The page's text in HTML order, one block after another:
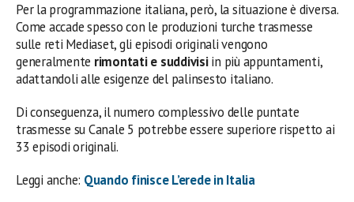
Per la programmazione italiana, però, la situazione è diversa.
Come accade spesso con le produzioni turche trasmesse
sulle reti Mediaset, gli episodi originali vengono
generalmente rimontati e suddivisiin più appuntamenti,
adattandoli alle esigenze del palinsesto italiano.
Di conseguenza, il numero complessivo delle puntate
trasmesse su Canale 5 potrebbe essere superiore rispetto ai
33 episodi originali.
Leggi anche: Quando finisce L’erede in Italia